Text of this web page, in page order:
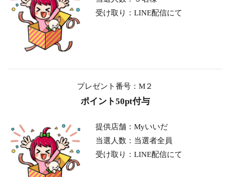
受け取り：LINE配信にて
プレゼント番号：M２
ポイント50pt付与
提供店舗：Myいいだ
当選人数：当選者全員
受け取り：LINE配信にて